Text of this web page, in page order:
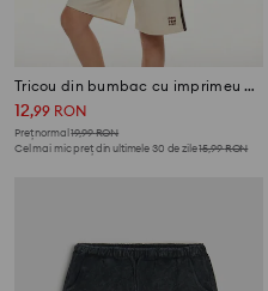
Tricou din bumbac cu imprimeu PomPomPurin
12,99 RON
Preț normal19,99RON
Cel mai mic preț din ultimele 30 de zile15,99RON